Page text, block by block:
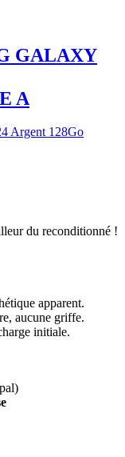
GALAXY
A
du reconditionné !
apparent.
aucune griffe.
initiale.